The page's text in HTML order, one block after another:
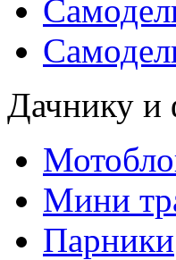
Дачнику и
Мини
Парники